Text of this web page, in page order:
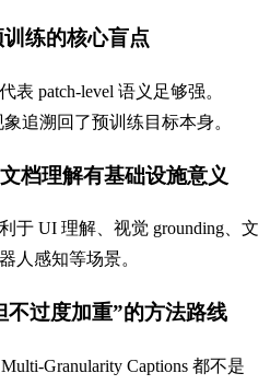
练的核心盲点
patch-level 语义足够强。
追溯回了预训练目标本身。
档理解有基础设施意义
于 UI 理解、视觉 grounding、文
人感知等场景。
不过度加重”的方法路线
Granularity Captions 都不是